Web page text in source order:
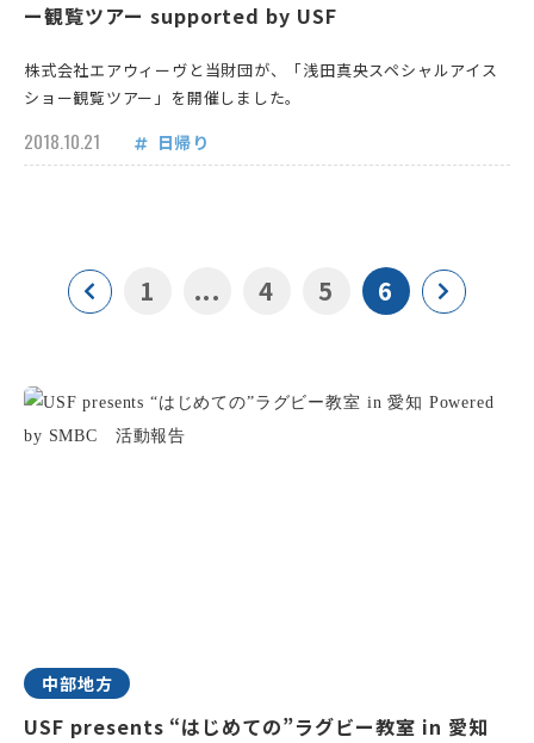
ー観覧ツアー supported by USF
株式会社エアウィーヴと当財団が、「浅田真央スペシャルアイス
ショー観覧ツアー」を開催しました。
2018.10.21 日帰り
1 ... 4 5 6
中部地方
USF presents “はじめての”ラグビー教室 in 愛知